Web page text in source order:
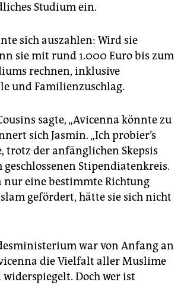
Studium ein.
sich auszahlen: Wird sie
sie mit rund 1.000 Euro bis zum
rechnen, inklusive
und Familienzuschlag.
sagte, „Avicenna könnte zu
sich Jasmin. „Ich probier’s
trotz der anfänglichen Skepsis
geschlossenen Stipendiatenkreis.
nur eine bestimmte Richtung
gefördert, hätte sie sich nicht
war von Anfang an
die Vielfalt aller Muslime
Doch wer ist